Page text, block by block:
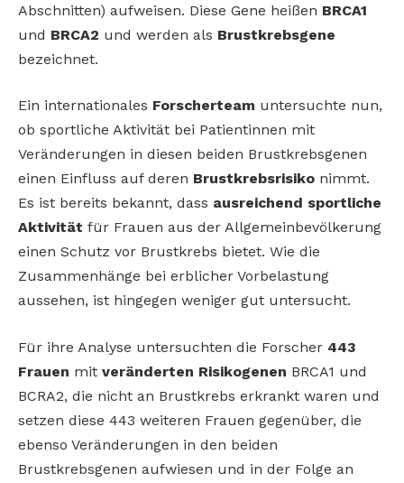
Abschnitten) aufweisen. Diese Gene heißen BRCA1
und BRCA2 und werden als Brustkrebsgene
bezeichnet.
Ein internationales Forscherteam untersuchte nun,
ob sportliche Aktivität bei Patientinnen mit
Veränderungen in diesen beiden Brustkrebsgenen
einen Einfluss auf deren Brustkrebsrisiko nimmt.
Es ist bereits bekannt, dass ausreichend sportliche
Aktivität für Frauen aus der Allgemeinbevölkerung
einen Schutz vor Brustkrebs bietet. Wie die
Zusammenhänge bei erblicher Vorbelastung
aussehen, ist hingegen weniger gut untersucht.
Für ihre Analyse untersuchten die Forscher 443
Frauen mit veränderten Risikogenen BRCA1 und
BCRA2, die nicht an Brustkrebs erkrankt waren und
setzen diese 443 weiteren Frauen gegenüber, die
ebenso Veränderungen in den beiden
Brustkrebsgenen aufwiesen und in der Folge an